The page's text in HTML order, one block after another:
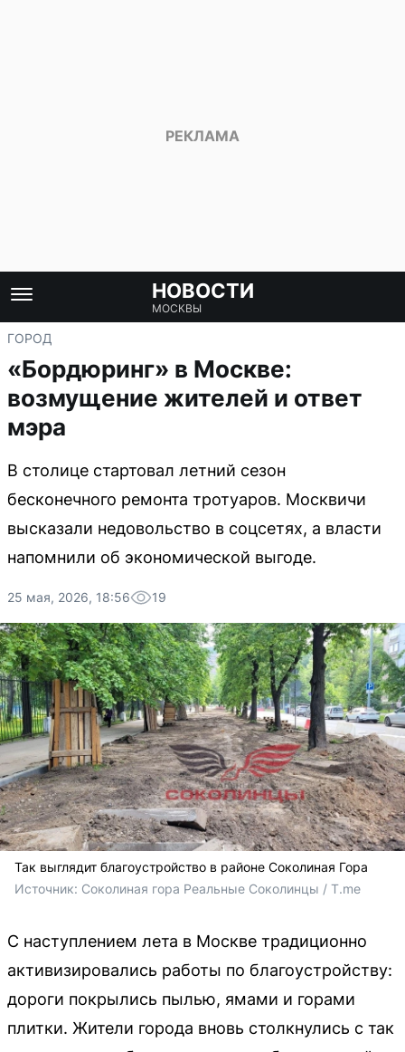
НОВОСТИ
МОСКВЫ
ГОРОД
«Бордюринг» в Москве:
возмущение жителей и ответ
мэра
В столице стартовал летний сезон
бесконечного ремонта тротуаров. Москвичи
высказали недовольство в соцсетях, а власти
напомнили об экономической выгоде.
25 мая, 2026, 18:56 19
Так выглядит благоустройство в районе Соколиная Гора
Источник: Соколиная гора Реальные Соколинцы / T.me
С наступлением лета в Москве традиционно
активизировались работы по благоустройству:
дороги покрылись пылью, ямами и горами
плитки. Жители города вновь столкнулись с так